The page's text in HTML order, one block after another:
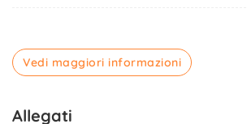
Vedi maggiori informazioni
Allegati